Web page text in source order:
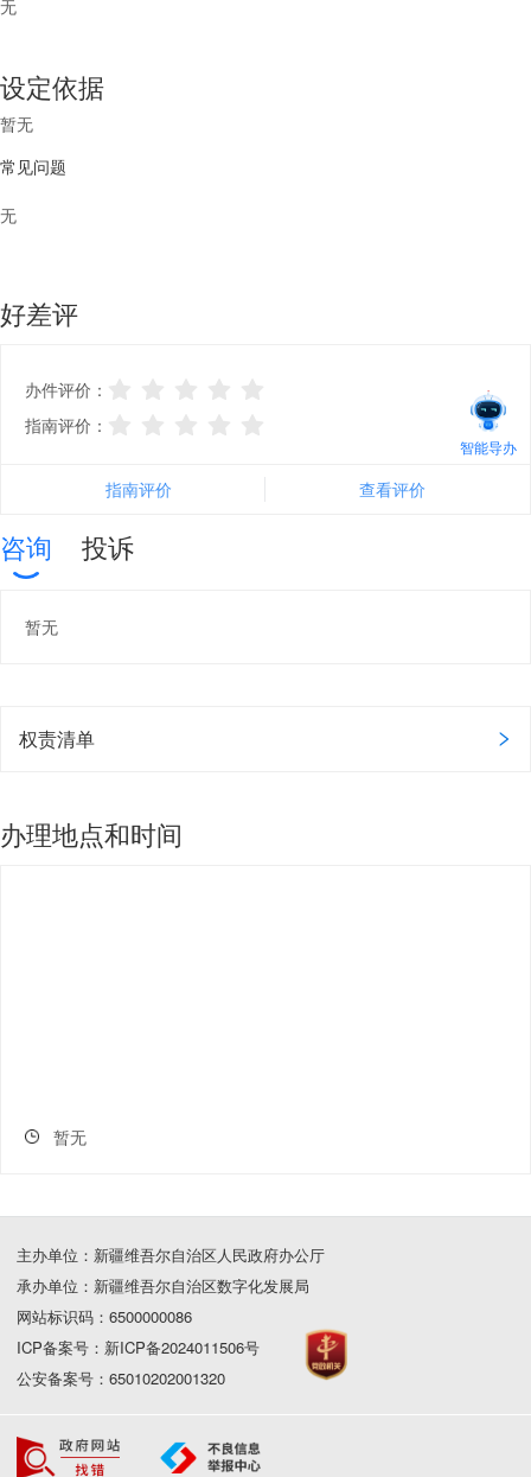
智能导办
无
设定依据
暂无
常见问题
无
好差评
办件评价：
指南评价：
指南评价 查看评价
咨询 投诉
暂无
权责清单
办理地点和时间
暂无
主办单位：新疆维吾尔自治区人民政府办公厅
承办单位：新疆维吾尔自治区数字化发展局
网站标识码：6500000086
ICP备案号：新ICP备2024011506号
公安备案号：65010202001320